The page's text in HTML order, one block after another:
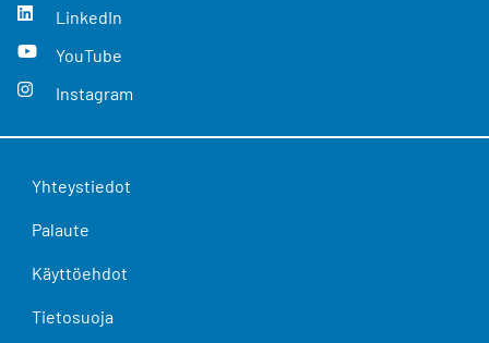
LinkedIn
YouTube
Instagram
Yhteystiedot
Palaute
Käyttöehdot
Tietosuoja